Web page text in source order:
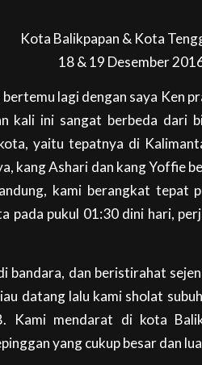
Kota Balikpapan & Kota
18 & 19 Desember
lagi dengan saya Ken
kali ini sangat berbeda dari
yaitu tepatnya di
kang Ashari dan kang Yoffie
kami berangkat tepat
pada pukul 01:30 dini hari,
bandara, dan beristirahat
datang lalu kami sholat
Kami mendarat di kota
yang cukup besar dan